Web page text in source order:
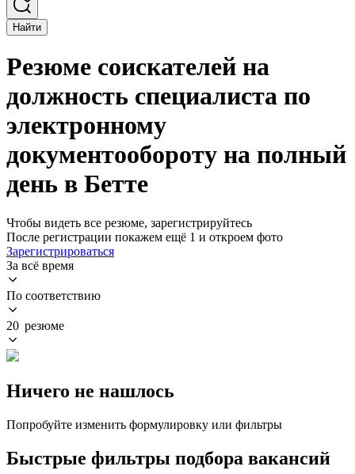
Найти
Резюме соискателей на
должность специалиста по
электронному
документообороту на полный
день в Бетте
Чтобы видеть все резюме, зарегистрируйтесь
После регистрации покажем ещё 1 и откроем фото
Зарегистрироваться
За всё время
По соответствию
20 резюме
Ничего не нашлось
Попробуйте изменить формулировку или фильтры
Быстрые фильтры подбора вакансий